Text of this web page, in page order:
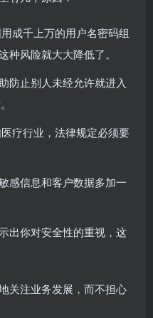
成千上万的用户名密码组
种风险就大大降低了。
防止别人未经允许就进入
疗行业，法律规定必须要
感信息和客户数据多加一
出你对安全性的重视，这
关注业务发展，而不担心